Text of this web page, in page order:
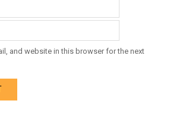
and website in this browser for the next